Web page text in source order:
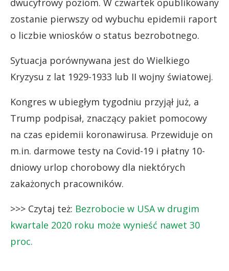
dwucyfrowy poziom. W czwartek opublikowany
zostanie pierwszy od wybuchu epidemii raport
o liczbie wniosków o status bezrobotnego.
Sytuacja porównywana jest do Wielkiego
Kryzysu z lat 1929-1933 lub II wojny światowej.
Kongres w ubiegłym tygodniu przyjął już, a
Trump podpisał, znaczący pakiet pomocowy
na czas epidemii koronawirusa. Przewiduje on
m.in. darmowe testy na Covid-19 i płatny 10-
dniowy urlop chorobowy dla niektórych
zakażonych pracowników.
>>> Czytaj też: Bezrobocie w USA w drugim
kwartale 2020 roku może wynieść nawet 30
proc.